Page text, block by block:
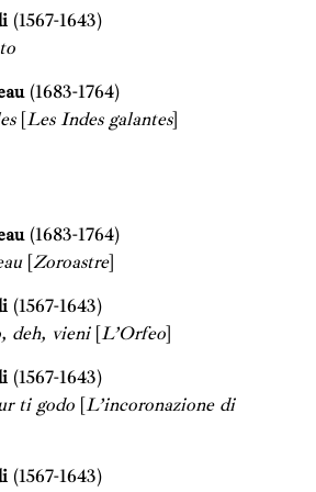
(1567-1643)
(1683-1764)
[Les Indes galantes]
(1683-1764)
[Zoroastre]
(1567-1643)
deh, vieni [L’Orfeo]
(1567-1643)
ti godo [L’incoronazione di
(1567-1643)